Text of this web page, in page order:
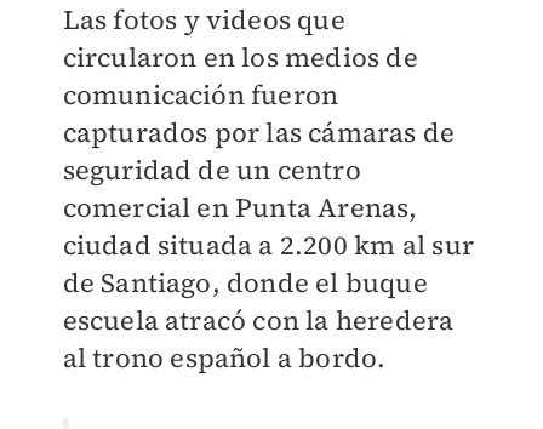
Las fotos y videos que
circularon en los medios de
comunicación fueron
capturados por las cámaras de
seguridad de un centro
comercial en Punta Arenas,
ciudad situada a 2.200 km al sur
de Santiago, donde el buque
escuela atracó con la heredera
al trono español a bordo.